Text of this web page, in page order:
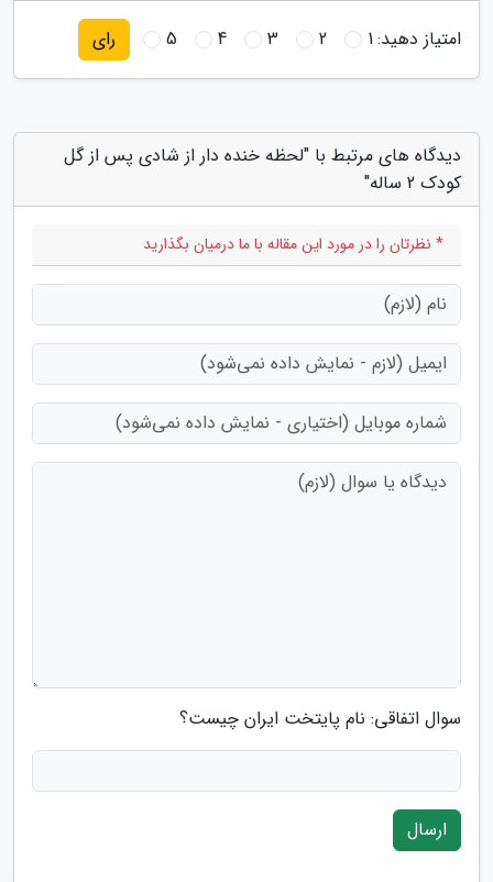
امتیاز دهید:1
2
3
4
5 رای
دیدگاه های مرتبط با "لحظه خنده دار از شادی پس از گل
کودک 2 ساله"
* نظرتان را در مورد این مقاله با ما درمیان بگذارید
سوال اتفاقی: نام پایتخت ایران چیست؟
ارسال